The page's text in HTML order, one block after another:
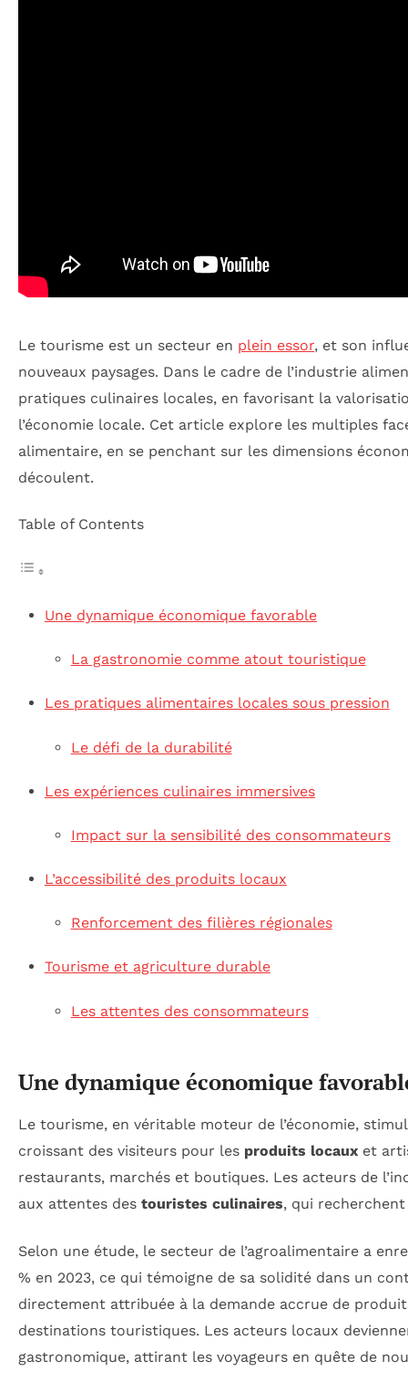
Le tourisme est un secteur en plein essor, et son
nouveaux paysages. Dans le cadre de l’industrie
pratiques culinaires locales, en favorisant la
l’économie locale. Cet article explore les multiples
alimentaire, en se penchant sur les dimensions
découlent.
Table of Contents
Une dynamique économique favorable
La gastronomie comme atout touristique
Les pratiques alimentaires locales sous pression
Le défi de la durabilité
Les expériences culinaires immersives
Impact sur la sensibilité des consommateurs
L’accessibilité des produits locaux
Renforcement des filières régionales
Tourisme et agriculture durable
Les attentes des consommateurs
Une dynamique économique
Le tourisme, en véritable moteur de l’économie,
croissant des visiteurs pour les produits locaux et
restaurants, marchés et boutiques. Les acteurs de
aux attentes des touristes culinaires, qui
Selon une étude, le secteur de l’agroalimentaire a
% en 2023, ce qui témoigne de sa solidité dans un
directement attribuée à la demande accrue de
destinations touristiques. Les acteurs locaux
gastronomique, attirant les voyageurs en quête de